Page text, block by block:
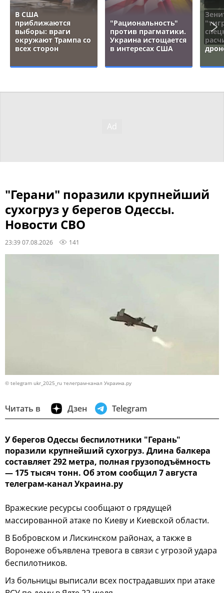
В США
приближаются
выборы: враги
окружают Трампа со
всех сторон
"Рациональность"
против прагматики.
Украина истощается
в интересах США
"Герани" поразили крупнейший
сухогруз у берегов Одессы.
Новости СВО
23:39 07.08.2026 141
© telegram ukr_2025_ru телеграм-канал Украина.ру
Читать в Дзен Telegram
У берегов Одессы беспилотники "Герань"
поразили крупнейший сухогруз. Длина балкера
составляет 292 метра, полная грузоподъёмность
— 175 тысяч тонн. Об этом сообщил 7 августа
телеграм-канал Украина.ру
Вражеские ресурсы сообщают о грядущей
массированной атаке по Киеву и Киевской области.
В Бобровском и Лискинском районах, а также в
Воронеже объявлена тревога в связи с угрозой удара
беспилотников.
Из больницы выписали всех пострадавших при атаке